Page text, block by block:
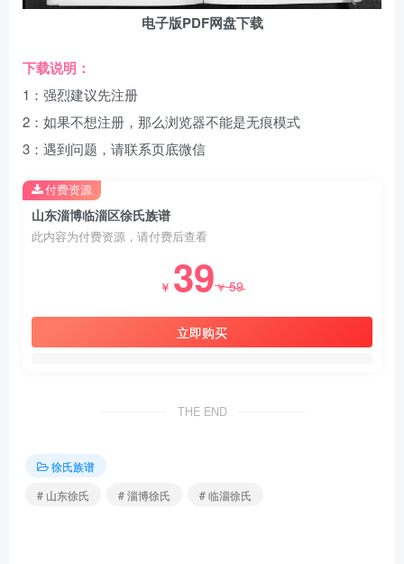
电子版PDF网盘下载
下载说明：
1：强烈建议先注册
2：如果不想注册，那么浏览器不能是无痕模式
3：遇到问题，请联系页底微信
山东淄博临淄区徐氏族谱
此内容为付费资源，请付费后查看
￥ 39￥59
立即购买
付费资源
THE END
徐氏族谱
# 山东徐氏
# 淄博徐氏 # 临淄徐氏